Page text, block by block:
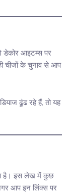
डेकोर आइटम्स पर
चीजों के चुनाव से आप
ढूंढ रहे हैं, तो यह
है। इस लेख में कुछ
आप इन लिंक्स पर